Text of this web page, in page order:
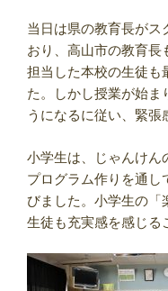
当日は県の教育長がス
おり、高山市の教育長
担当した本校の生徒も
た。しかし授業が始ま
うになるに従い、緊張
小学生は、じゃんけん
プログラム作りを通し
びました。小学生の「
生徒も充実感を感じる